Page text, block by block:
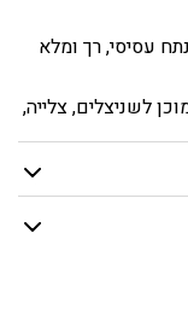
נתח עסיסי, רך ומלא
לשניצלים, צלייה,
שומן